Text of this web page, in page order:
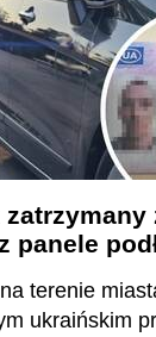
panele
terenie
ukraińskim